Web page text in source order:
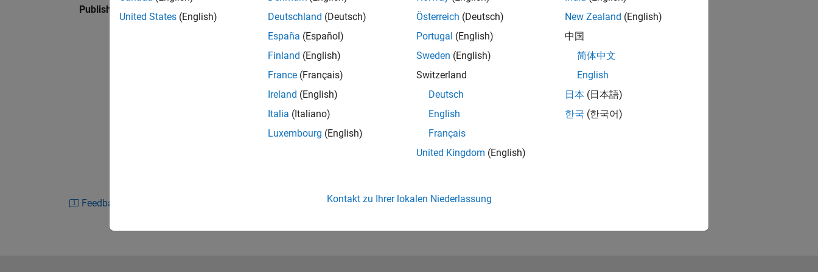
Published: 3 Jul 2024
RELATED INFORMATION
Learn more about the Lidar Camera
Feedback
United States (English)
Deutschland (Deutsch)
España (Español)
Finland (English)
France (Français)
Ireland (English)
Italia (Italiano)
Luxembourg (English)
Österreich (Deutsch)
Portugal (English)
Sweden (English)
Switzerland
Deutsch
English
Français
United Kingdom (English)
New Zealand (English)
中国
简体中文
English
日本 (日本語)
한국 (한국어)
Kontakt zu Ihrer lokalen Niederlassung